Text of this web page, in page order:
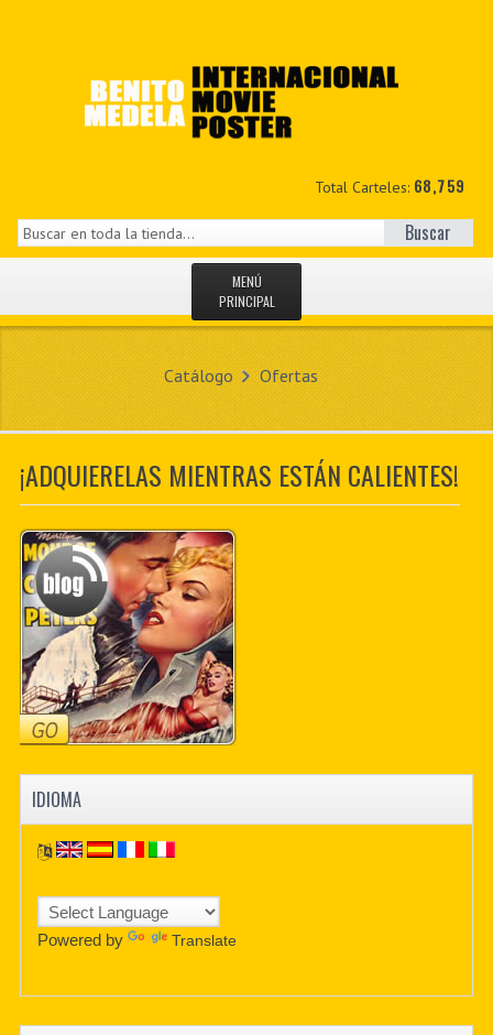
Total Carteles: 68,759
Buscar
MENÚ
PRINCIPAL
NOVEDADES
MIS DATOS
CONTACTO
PDF BOOKS
CUSTOM PDF
Catálogo Ofertas
¡ADQUIERELAS MIENTRAS ESTÁN CALIENTES!
IDIOMA
Powered by Translate